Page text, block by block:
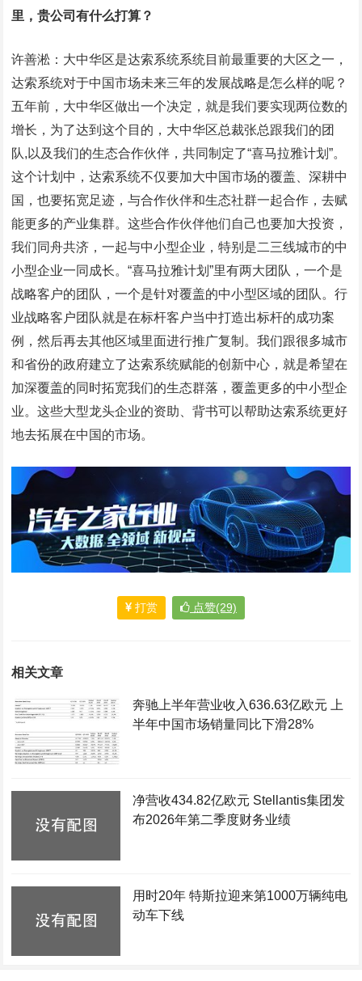
里，贵公司有什么打算？
许善淞：大中华区是达索系统系统目前最重要的大区之一，
达索系统对于中国市场未来三年的发展战略是怎么样的呢？
五年前，大中华区做出一个决定，就是我们要实现两位数的
增长，为了达到这个目的，大中华区总裁张总跟我们的团
队,以及我们的生态合作伙伴，共同制定了“喜马拉雅计划”。
这个计划中，达索系统不仅要加大中国市场的覆盖、深耕中
国，也要拓宽足迹，与合作伙伴和生态社群一起合作，去赋
能更多的产业集群。这些合作伙伴他们自己也要加大投资，
我们同舟共济，一起与中小型企业，特别是二三线城市的中
小型企业一同成长。“喜马拉雅计划”里有两大团队，一个是
战略客户的团队，一个是针对覆盖的中小型区域的团队。行
业战略客户团队就是在标杆客户当中打造出标杆的成功案
例，然后再去其他区域里面进行推广复制。我们跟很多城市
和省份的政府建立了达索系统赋能的创新中心，就是希望在
加深覆盖的同时拓宽我们的生态群落，覆盖更多的中小型企
业。这些大型龙头企业的资助、背书可以帮助达索系统更好
地去拓展在中国的市场。
打赏 点赞(29)
相关文章
奔驰上半年营业收入636.63亿欧元 上
半年中国市场销量同比下滑28%
净营收434.82亿欧元 Stellantis集团发
布2026年第二季度财务业绩
用时20年 特斯拉迎来第1000万辆纯电
动车下线